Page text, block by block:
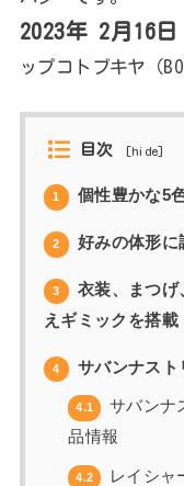
2023年 2月16
ップコトブキヤ（
目次 [hide]
1 個性豊かな5
2 好みの体形に
3
衣装、まつげ
えギミックを搭載
4 サバンナスト
4.1
サバンナ
品情報
4.2
レイシャ